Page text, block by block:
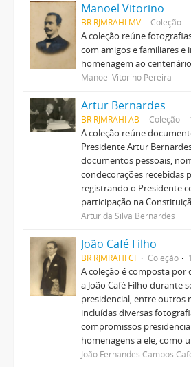
Manoel Vitorino
BR RJMRAHI MV Coleção
A coleção reúne
com amigos e familiares e
homenagem ao
Manoel Vitorino Pereira
Artur Bernardes
BR RJMRAHI AB Coleção
A coleção reúne
Presidente Artur
documentos pessoais,
condecorações recebidas
registrando o Presidente
participação na
Artur da Silva Bernardes
João Café Filho
BR RJMRAHI CF Coleção
A coleção é composta
a João Café Filho durante
presidencial, entre outros
incluídas diversas
compromissos
homenagens a ele, como
João Fernandes Campos